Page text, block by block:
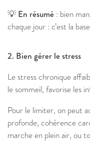
💡 En résumé : bien
chaque jour : c’est la
2. Bien gérer le stress
Le stress chronique
le sommeil, favorise les
Pour le limiter, on peut
profonde, cohérence
marche en plein air, ou